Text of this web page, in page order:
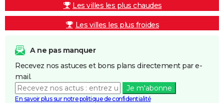
Les villes les plus chaudes
Les villes les plus froides
A ne pas manquer
Recevez nos astuces et bons plans directement par e-
mail.
Je m'abonne
En savoir plus sur notre politique de confidentialité